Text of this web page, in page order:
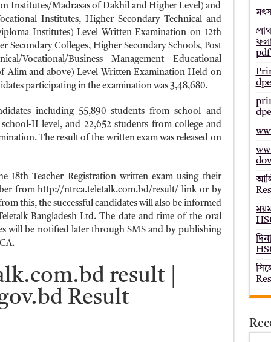
২০২৫ – HSC Result 2025 Dinajpur Board
– HSC Result 2025 Sylhet Board
Institutes/Madrasas of Dakhil and Higher Level) and
Institutes, Higher Secondary Technical and
Institutes) Level Written Examination on 12th
Secondary Colleges, Higher Secondary Schools, Post
Vocational/Business Management Educational
Alim and above) Level Written Examination Held on
participating in the examination was 3,48,680.
including 55,890 students from school and
II level, and 22,652 students from college and
The result of the written exam was released on
18th Teacher Registration written exam using their
from http://ntrca.teletalk.com.bd/result/ link or by
this, the successful candidates will also be informed
Bangladesh Ltd. The date and time of the oral
will be notified later through SMS and by publishing
result |
Result